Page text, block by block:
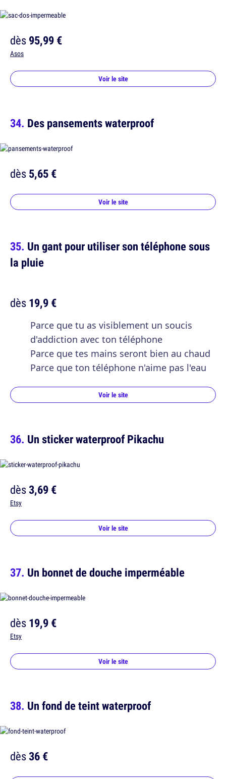
dès95,99 €
Asos
Voir le site
Des pansements waterproof
dès5,65 €
Voir le site
Un gant pour utiliser son téléphone sous
la pluie
dès19,9 €
Parce que tu as visiblement un soucis
d'addiction avec ton téléphone
Parce que tes mains seront bien au chaud
Parce que ton téléphone n'aime pas l'eau
Voir le site
Un sticker waterproof Pikachu
dès3,69 €
Etsy
Voir le site
Un bonnet de douche imperméable
dès19,9 €
Etsy
Voir le site
Un fond de teint waterproof
dès36 €